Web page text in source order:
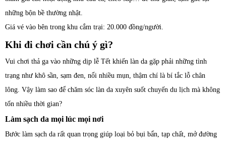
những bộn bề thường nhật.
Giá vé vào bên trong khu cắm trại: 20.000 đồng/người.
Khi đi chơi cần chú ý gì?
Vui chơi thả ga vào những dịp lễ Tết khiến làn da gặp phải những tình
trạng như khô sần, sạm đen, nổi nhiều mụn, thậm chí là bí tắc lỗ chân
lông. Vậy làm sao để chăm sóc làn da xuyên suốt chuyến du lịch mà không
tốn nhiều thời gian?
Làm sạch da mọi lúc mọi nơi
Bước làm sạch da rất quan trọng giúp loại bỏ bụi bẩn, tạp chất, mở đường